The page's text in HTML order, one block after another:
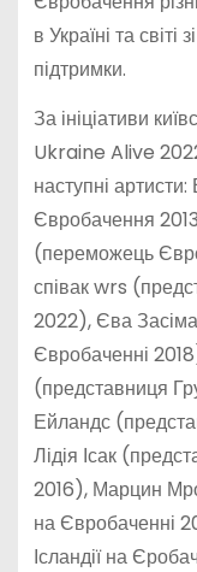
в Україні та світі
підтримки.
За ініціативи
Ukraine Alive
наступні
Євробачення
(переможець
співак wrs
2022), Єва
Євробаченні
(представниця
Ейландс
Лідія Ісак
2016), Марцин
на Євробаченні
Ісландії на